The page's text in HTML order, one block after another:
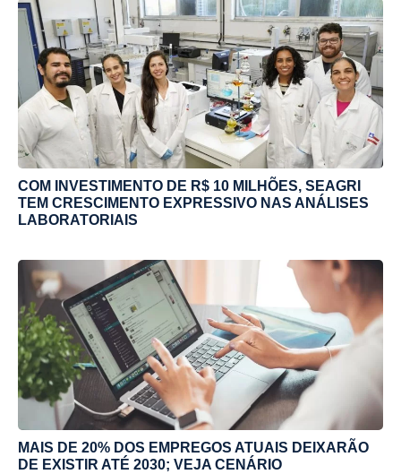
COM INVESTIMENTO DE R$ 10 MILHÕES, SEAGRI
TEM CRESCIMENTO EXPRESSIVO NAS ANÁLISES
LABORATORIAIS
MAIS DE 20% DOS EMPREGOS ATUAIS DEIXARÃO
DE EXISTIR ATÉ 2030; VEJA CENÁRIO